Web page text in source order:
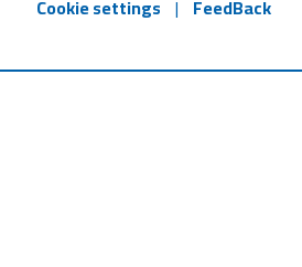
Cookie settings | FeedBack